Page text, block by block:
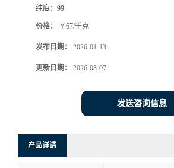
纯度： 99
价格： ￥67/千克
发布日期： 2026-01-13
更新日期： 2026-08-07
发送咨询信息
产品详请